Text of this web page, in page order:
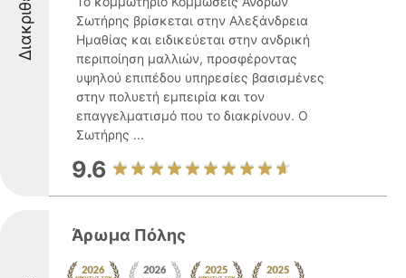
Σωτήρης βρίσκεται στην Αλεξάνδρεια
Ημαθίας και ειδικεύεται στην ανδρική
περιποίηση μαλλιών, προσφέροντας
υψηλού επιπέδου υπηρεσίες βασισμένες
στην πολυετή εμπειρία και τον
επαγγελματισμό που το διακρίνουν. Ο
Σωτήρης ...
9.6
Άρωμα Πόλης